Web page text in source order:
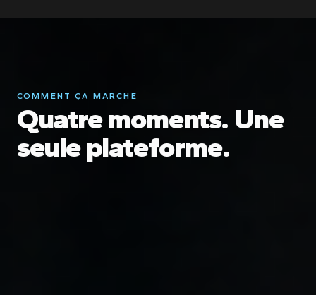
COMMENT ÇA MARCHE
Quatre moments. Une
seule plateforme.